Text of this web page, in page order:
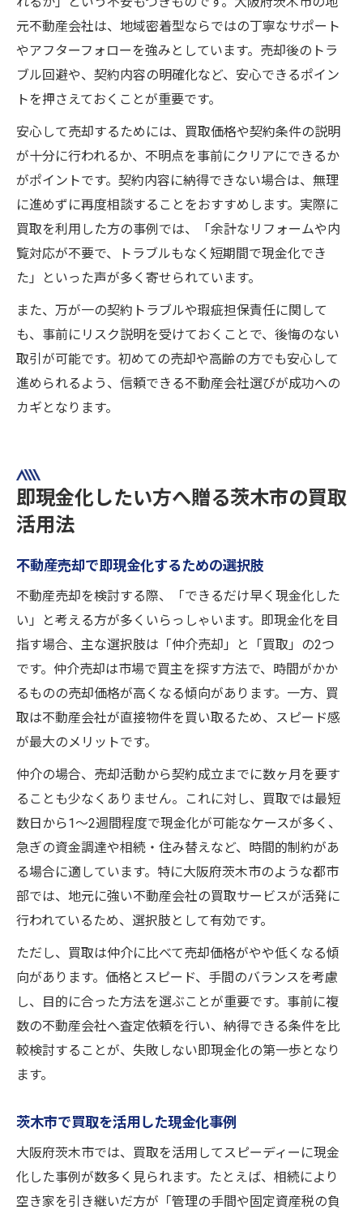
元不動産会社は、地域密着型ならではの丁寧なサポート
やアフターフォローを強みとしています。売却後のトラ
ブル回避や、契約内容の明確化など、安心できるポイン
トを押さえておくことが重要です。
安心して売却するためには、買取価格や契約条件の説明
が十分に行われるか、不明点を事前にクリアにできるか
がポイントです。契約内容に納得できない場合は、無理
に進めずに再度相談することをおすすめします。実際に
買取を利用した方の事例では、「余計なリフォームや内
覧対応が不要で、トラブルもなく短期間で現金化でき
た」といった声が多く寄せられています。
また、万が一の契約トラブルや瑕疵担保責任に関して
も、事前にリスク説明を受けておくことで、後悔のない
取引が可能です。初めての売却や高齢の方でも安心して
進められるよう、信頼できる不動産会社選びが成功への
カギとなります。
即現金化したい方へ贈る茨木市の買取
活用法
不動産売却で即現金化するための選択肢
不動産売却を検討する際、「できるだけ早く現金化した
い」と考える方が多くいらっしゃいます。即現金化を目
指す場合、主な選択肢は「仲介売却」と「買取」の2つ
です。仲介売却は市場で買主を探す方法で、時間がかか
るものの売却価格が高くなる傾向があります。一方、買
取は不動産会社が直接物件を買い取るため、スピード感
が最大のメリットです。
仲介の場合、売却活動から契約成立までに数ヶ月を要す
ることも少なくありません。これに対し、買取では最短
数日から1〜2週間程度で現金化が可能なケースが多く、
急ぎの資金調達や相続・住み替えなど、時間的制約があ
る場合に適しています。特に大阪府茨木市のような都市
部では、地元に強い不動産会社の買取サービスが活発に
行われているため、選択肢として有効です。
ただし、買取は仲介に比べて売却価格がやや低くなる傾
向があります。価格とスピード、手間のバランスを考慮
し、目的に合った方法を選ぶことが重要です。事前に複
数の不動産会社へ査定依頼を行い、納得できる条件を比
較検討することが、失敗しない即現金化の第一歩となり
ます。
茨木市で買取を活用した現金化事例
大阪府茨木市では、買取を活用してスピーディーに現金
化した事例が数多く見られます。たとえば、相続により
空き家を引き継いだ方が「管理の手間や固定資産税の負